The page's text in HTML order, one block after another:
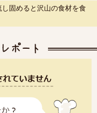
固めると沢山の食材を食